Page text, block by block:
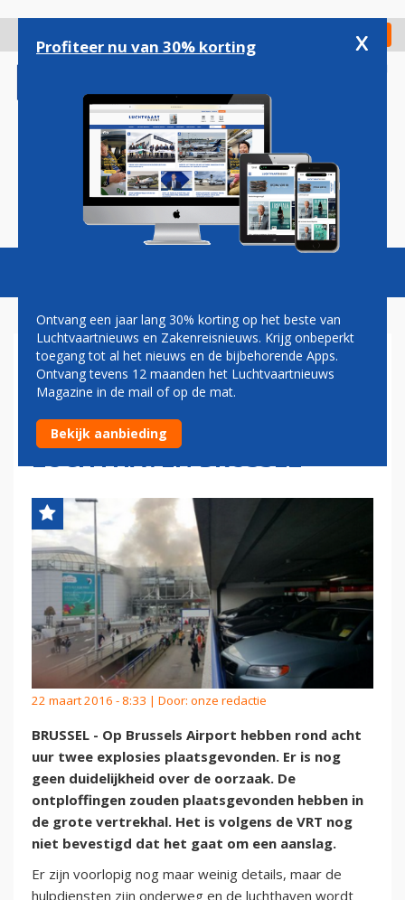
gaan
Check in
Magazine Podcasts Vacatures
ONTPLOFFINGEN IN
VERTREKHAL
INTERNATIONALE
LUCHTHAVEN BRUSSEL
22 maart 2016 - 8:33 | Door: onze redactie
BRUSSEL - Op Brussels Airport hebben rond acht
uur twee explosies plaatsgevonden. Er is nog
geen duidelijkheid over de oorzaak. De
ontploffingen zouden plaatsgevonden hebben in
de grote vertrekhal. Het is volgens de VRT nog
niet bevestigd dat het gaat om een aanslag.
Er zijn voorlopig nog maar weinig details, maar de
hulpdiensten zijn onderweg en de luchthaven wordt
Profiteer nu van 30% korting x
Ontvang een jaar lang 30% korting op het beste van
Luchtvaartnieuws en Zakenreisnieuws. Krijg onbeperkt
toegang tot al het nieuws en de bijbehorende Apps.
Ontvang tevens 12 maanden het Luchtvaartnieuws
Magazine in de mail of op de mat.
Bekijk aanbieding